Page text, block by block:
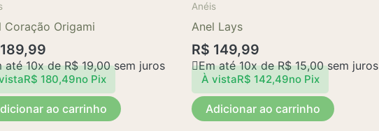
Coração Origami
189,99
até 10x deR$19,00sem juros
R$ 180,49no Pix
ao carrinho
Anéis
Anel Lays
R$ 149,99
Em até 10x deR$15,00sem juros
À vistaR$ 142,49no Pix
Adicionar ao carrinho